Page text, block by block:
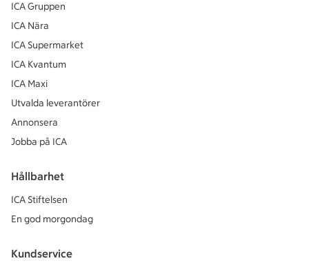
ICA Gruppen
ICA Nära
ICA Supermarket
ICA Kvantum
ICA Maxi
Utvalda leverantörer
Annonsera
Jobba på ICA
Hållbarhet
ICA Stiftelsen
En god morgondag
Kundservice